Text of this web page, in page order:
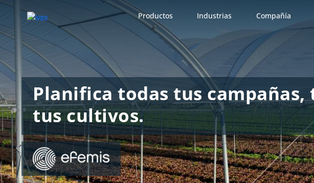
Productos Industrias Compañía
Planifica todas tus
tus cultivos.